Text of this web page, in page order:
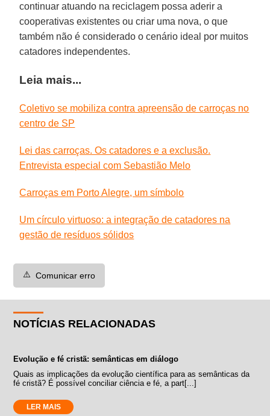
continuar atuando na reciclagem possa aderir a
cooperativas existentes ou criar uma nova, o que
também não é considerado o cenário ideal por muitos
catadores independentes.
Leia mais...
Coletivo se mobiliza contra apreensão de carroças no
centro de SP
Lei das carroças. Os catadores e a exclusão.
Entrevista especial com Sebastião Melo
Carroças em Porto Alegre, um símbolo
Um círculo virtuoso: a integração de catadores na
gestão de resíduos sólidos
⚠️ Comunicar erro
NOTÍCIAS RELACIONADAS
Evolução e fé cristã: semânticas em diálogo
Quais as implicações da evolução científica para as semânticas da
fé cristã? É possível conciliar ciência e fé, a part[...]
LER MAIS